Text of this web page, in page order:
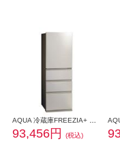
93,456円
(税込)